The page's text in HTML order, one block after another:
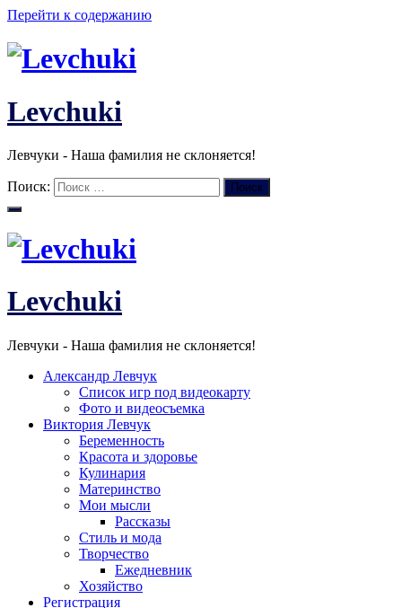
Перейти к содержанию
Levchuki
Левчуки - Наша фамилия не склоняется!
Поиск: Поиск
Levchuki
Левчуки - Наша фамилия не склоняется!
Александр Левчук
Список игр под видеокарту
Фото и видеосъемка
Виктория Левчук
Беременность
Красота и здоровье
Кулинария
Материнство
Мои мысли
Рассказы
Стиль и мода
Творчество
Ежедневник
Хозяйство
Регистрация